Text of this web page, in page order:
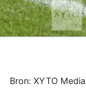
Bron: XYTO Media